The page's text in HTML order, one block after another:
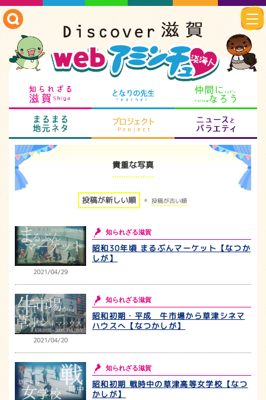
知られざる滋賀 となりの先生
まるまる地元ネタ プロジェクト
貴重な写真
投稿が新しい順 投稿が古い順
2021/04/29
知られざる滋賀
昭和30年頃 まるぶんマーケット【なつか
しが】
2021/04/20
知られざる滋賀
昭和初期・平成 牛市場から草津シネマ
ハウスへ【なつかしが】
知られざる滋賀
昭和初期 戦時中の草津高等女学校【なつ
かしが】